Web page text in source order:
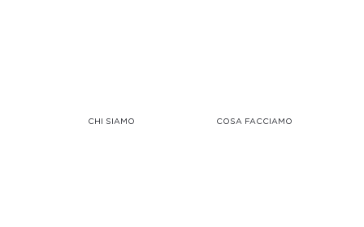
CHI SIAMO COSA FACCIAMO